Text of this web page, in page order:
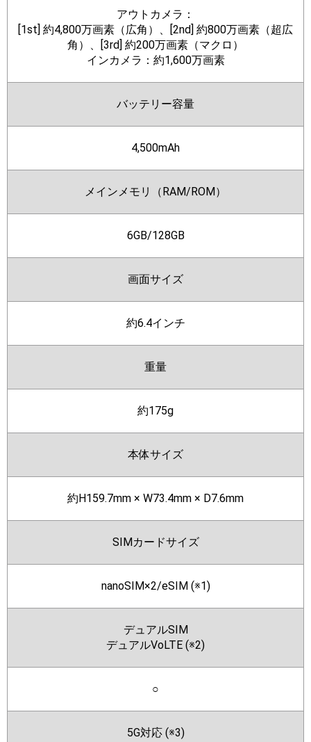
アウトカメラ：
[1st] 約4,800万画素（広角）、[2nd] 約800万画素（超広
角）、[3rd] 約200万画素（マクロ）
インカメラ：約1,600万画素
バッテリー容量
4,500mAh
メインメモリ（RAM/ROM）
6GB/128GB
画面サイズ
約6.4インチ
重量
約175g
本体サイズ
約H159.7mm × W73.4mm × D7.6mm
SIMカードサイズ
nanoSIM×2/eSIM (※1)
デュアルSIM
デュアルVoLTE (※2)
○
5G対応 (※3)